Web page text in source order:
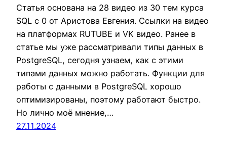
Статья основана на 28 видео из 30 тем курса
SQL c 0 от Аристова Евгения. Ссылки на видео
на платформах RUTUBE и VK видео. Ранее в
статье мы уже рассматривали типы данных в
PostgreSQL, сегодня узнаем, как с этими
типами данных можно работать. Функции для
работы с данными в PostgreSQL хорошо
оптимизированы, поэтому работают быстро.
Но лично моё мнение,…
27.11.2024